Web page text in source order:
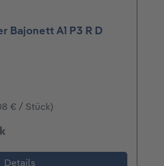
Bajonett A1 P3 R D
€ / Stück)
Details